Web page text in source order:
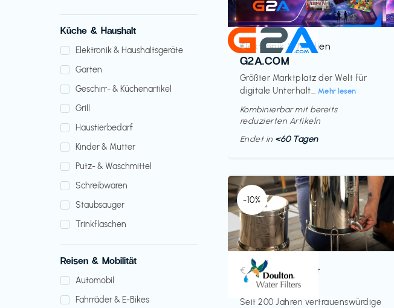
Küche & Haushalt
Elektronik & Haushaltsgeräte
Garten
Geschirr- & Küchenartikel
Grill
Haustierbedarf
Kinder & Mutter
Putz- & Waschmittel
Schreibwaren
Staubsauger
Trinkflaschen
Reisen & Mobilität
Automobil
Fahrräder & E-Bikes
Elektronik & Medien
G2A.COM
Größter Marktplatz der Welt für
digitale Unterhalt... Mehr lesen
€‎
Kombinierbar mit bereits
reduzierten Artikeln
Endet in <60 Tagen
-10%
Küche & Haushalt
Doulton
Seit 200 Jahren vertrauenswürdige
€‎